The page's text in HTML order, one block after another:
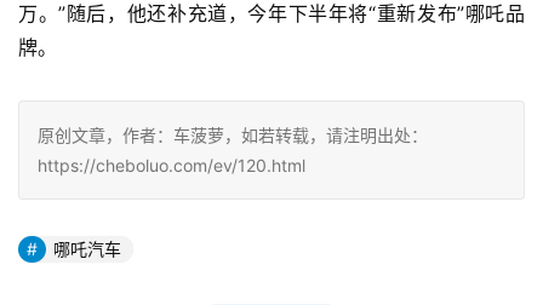
万。”随后，他还补充道，今年下半年将“重新发布”哪吒品
牌。
原创文章，作者：车菠萝，如若转载，请注明出处：
https://cheboluo.com/ev/120.html
哪吒汽车